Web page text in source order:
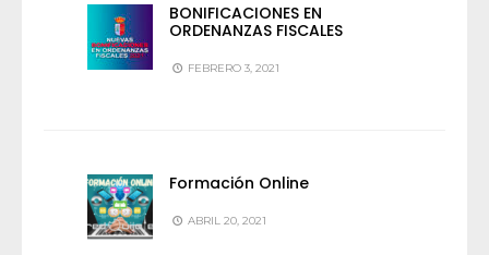
BONIFICACIONES EN
ORDENANZAS FISCALES
FEBRERO 3, 2021
Formación Online
ABRIL 20, 2021